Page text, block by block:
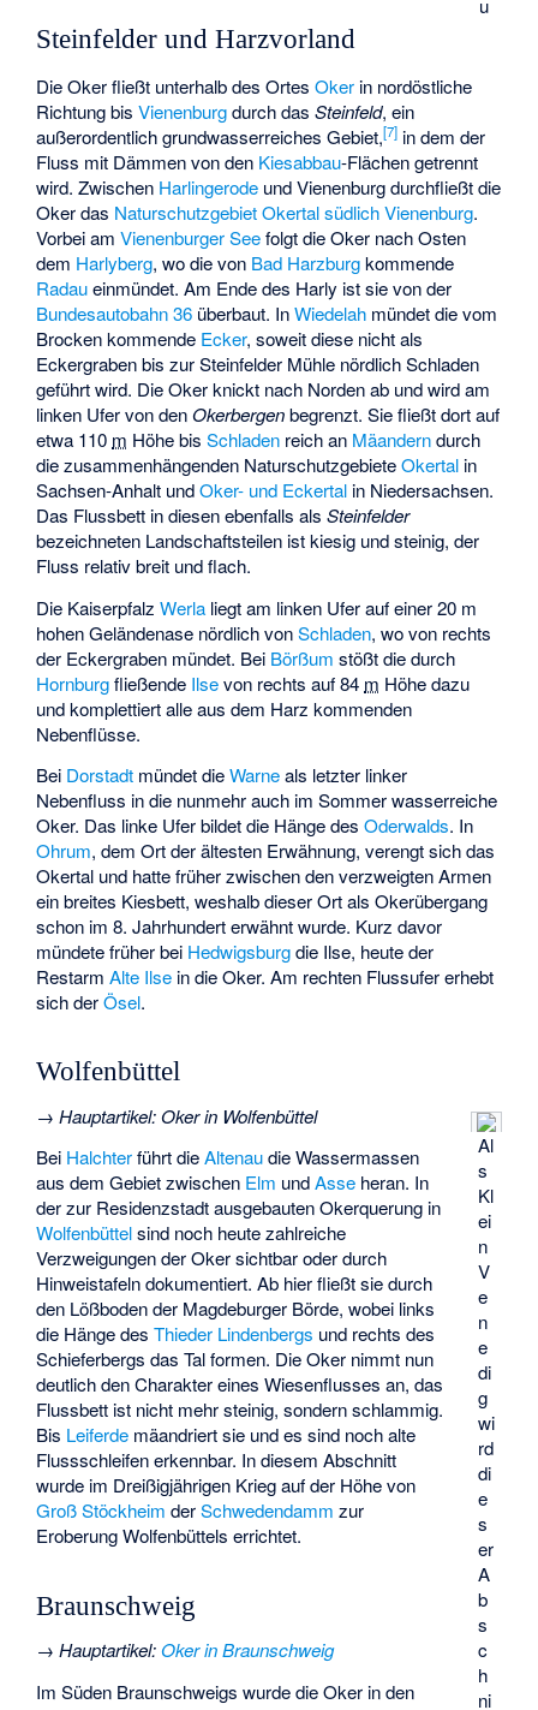
Steinfelder und Harzvorland
Die Oker fließt unterhalb des OrtesOker in nordöstliche
Richtung bisVienenburgdurch dasSteinfeld, ein
außerordentlich grundwasserreiches Gebiet,[7] in dem der
Fluss mit Dämmen von den Kiesabbau-Flächen getrennt
wird. Zwischen Harlingerode und Vienenburg durchfließt die
Oker das Naturschutzgebiet Okertal südlich Vienenburg.
Vorbei amVienenburger Seefolgt die Oker nach Osten
dem Harlyberg, wo die von Bad Harzburgkommende
Radaueinmündet. Am Ende des Harly ist sie von der
Bundesautobahn 36 überbaut. InWiedelah mündet die vom
Brocken kommende Ecker, soweit diese nicht als
Eckergraben bis zur Steinfelder Mühle nördlich Schladen
geführt wird. Die Oker knickt nach Norden ab und wird am
linken Ufer von denOkerbergenbegrenzt. Sie fließt dort auf
etwa 110 m Höhe bisSchladen reich an Mäanderndurch
die zusammenhängenden NaturschutzgebieteOkertal in
Sachsen-Anhalt undOker- und Eckertal in Niedersachsen.
Das Flussbett in diesen ebenfalls alsSteinfelder
bezeichneten Landschaftsteilen ist kiesig und steinig, der
Fluss relativ breit und flach.
Die KaiserpfalzWerla liegt am linken Ufer auf einer 20 m
hohen Geländenase nördlich vonSchladen, wo von rechts
der Eckergraben mündet. Bei Börßum stößt die durch
Hornburgfließende Ilsevon rechts auf84 m Höhe dazu
und komplettiert alle aus dem Harz kommenden
Nebenflüsse.
Bei Dorstadt mündet dieWarneals letzter linker
Nebenfluss in die nunmehr auch im Sommer wasserreiche
Oker. Das linke Ufer bildet die Hänge desOderwalds. In
Ohrum, dem Ort der ältesten Erwähnung, verengt sich das
Okertal und hatte früher zwischen den verzweigten Armen
ein breites Kiesbett, weshalb dieser Ort als Okerübergang
schon im 8. Jahrhundert erwähnt wurde. Kurz davor
mündete früher bei Hedwigsburgdie Ilse, heute der
RestarmAlte Ilse in die Oker. Am rechten Flussufer erhebt
sich derÖsel.
Wolfenbüttel
Al
s
Kl
ei
n
V
e
n
e
di
g
wi
rd
di
e
s
er
A
b
s
c
h
ni
→Hauptartikel:Oker in Wolfenbüttel
Bei Halchterführt dieAltenaudie Wassermassen
aus dem Gebiet zwischen Elm undAsse heran. In
der zur Residenzstadt ausgebauten Okerquerung in
Wolfenbüttelsind noch heute zahlreiche
Verzweigungen der Oker sichtbar oder durch
Hinweistafeln dokumentiert. Ab hier fließt sie durch
den Lößbodender Magdeburger Börde, wobei links
die Hänge desThieder Lindenbergs und rechts des
Schieferbergs das Tal formen. Die Oker nimmt nun
deutlich den Charakter eines Wiesenflusses an, das
Flussbett ist nicht mehr steinig, sondern schlammig.
Bis Leiferde mäandriert sie und es sind noch alte
Flussschleifen erkennbar. In diesem Abschnitt
wurde im Dreißigjährigen Krieg auf der Höhe von
Groß Stöckheim derSchwedendamm zur
Eroberung Wolfenbüttels errichtet.
Braunschweig
→Hauptartikel:Oker in Braunschweig
Im Süden Braunschweigs wurde die Oker in den